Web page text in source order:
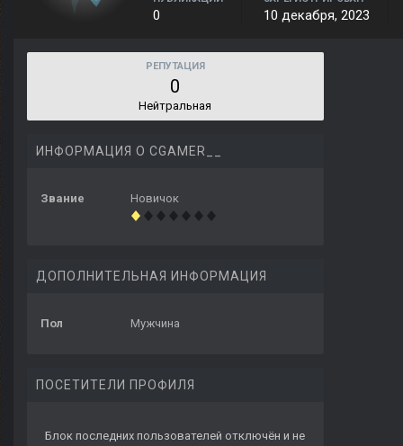
0 10 декабря, 2023
РЕПУТАЦИЯ
0
Нейтральная
ИНФОРМАЦИЯ О CGAMER__
Звание Новичок
ДОПОЛНИТЕЛЬНАЯ ИНФОРМАЦИЯ
Пол Мужчина
ПОСЕТИТЕЛИ ПРОФИЛЯ
Блок последних пользователей отключён и не